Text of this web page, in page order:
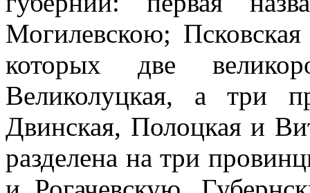
Могилевскою;
которых две
Великолуцкая, а три
Двинская, Полоцкая и
разделена на три